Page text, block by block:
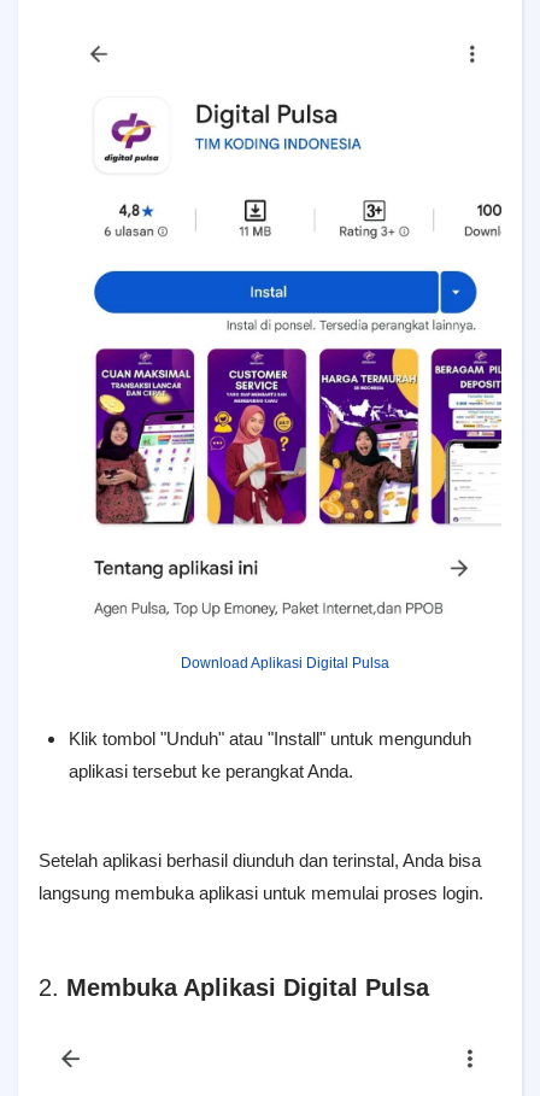
Download Aplikasi Digital Pulsa
Klik tombol "Unduh" atau "Install" untuk mengunduh
aplikasi tersebut ke perangkat Anda.
Setelah aplikasi berhasil diunduh dan terinstal, Anda bisa
langsung membuka aplikasi untuk memulai proses login.
2. Membuka Aplikasi Digital Pulsa